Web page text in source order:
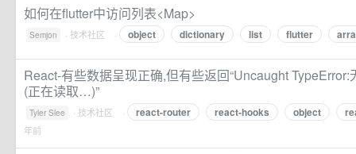
如何在flutter中访问列表<Map>
Semjon · 技术社区 · object dictionary list flutter
React-有些数据呈现正确,但有些返回“Uncaught
(正在读取…)”
Tyler Slee · 技术社区 · react-router react-hooks object
年前